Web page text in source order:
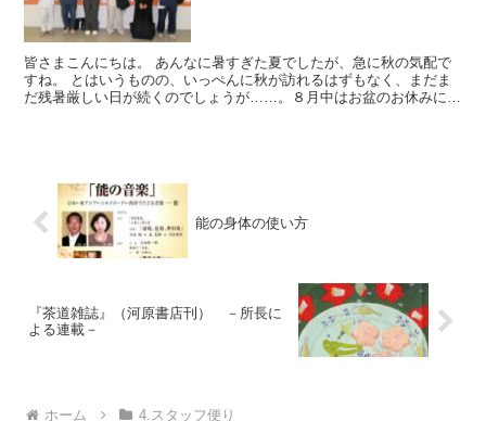
皆さまこんにちは。 あんなに暑すぎた夏でしたが、急に秋の気配で
すね。 とはいうものの、いっぺんに秋が訪れるはずもなく、まだま
だ残暑厳しい日が続くのでしょうが……。８月中はお盆のお休みに加
能の身体の使い方
『茶道雑誌』（河原書店刊） －所長に
よる連載－
ホーム 4.スタッフ便り